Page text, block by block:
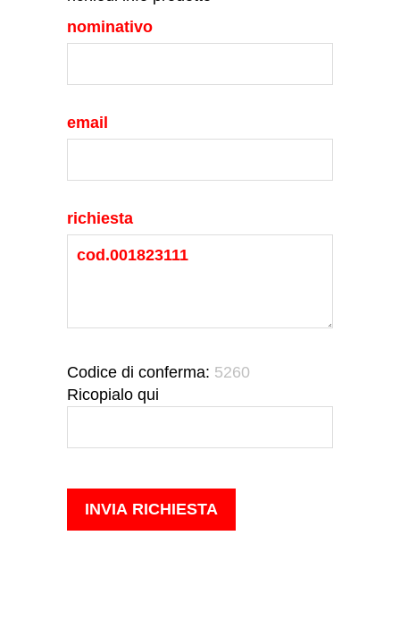
nominativo
email
richiesta
Codice di conferma: 5260
Ricopialo qui